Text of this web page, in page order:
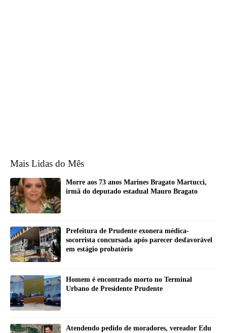
Mais Lidas do Mês
Morre aos 73 anos Marines Bragato Martucci,
irmã do deputado estadual Mauro Bragato
Prefeitura de Prudente exonera médica-
socorrista concursada após parecer desfavorável
em estágio probatório
Homem é encontrado morto no Terminal
Urbano de Presidente Prudente
Atendendo pedido de moradores, vereador Edu